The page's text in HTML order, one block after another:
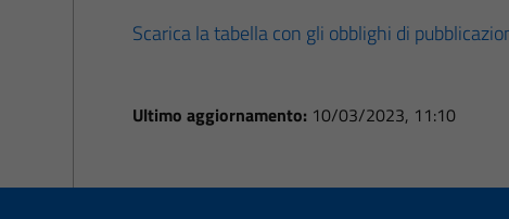
Scarica la tabella con gli obblighi di
Ultimo aggiornamento: 10/03/2023, 11:10